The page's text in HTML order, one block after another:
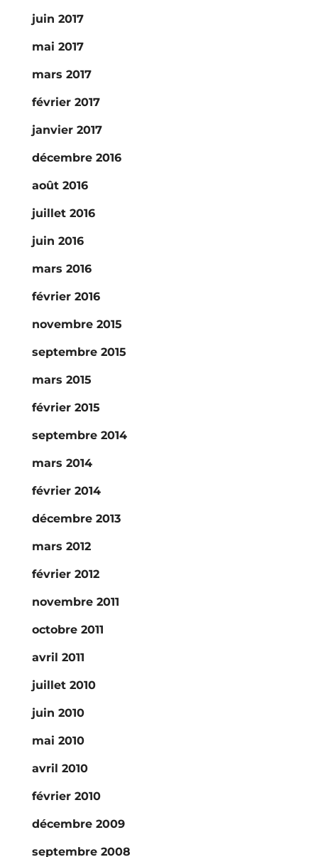
juin 2017
mai 2017
mars 2017
février 2017
janvier 2017
décembre 2016
août 2016
juillet 2016
juin 2016
mars 2016
février 2016
novembre 2015
septembre 2015
mars 2015
février 2015
septembre 2014
mars 2014
février 2014
décembre 2013
mars 2012
février 2012
novembre 2011
octobre 2011
avril 2011
juillet 2010
juin 2010
mai 2010
avril 2010
février 2010
décembre 2009
septembre 2008